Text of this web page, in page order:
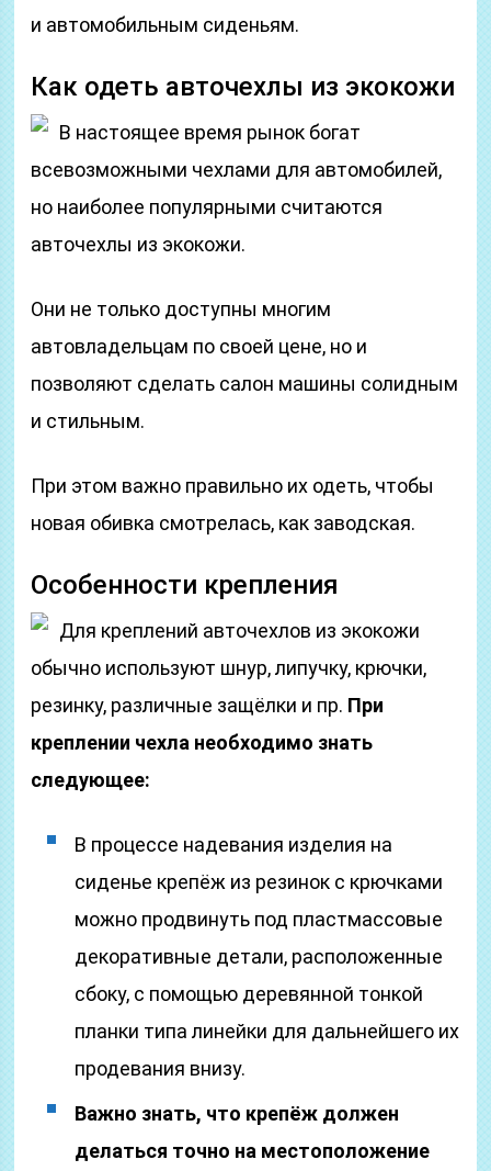
и автомобильным сиденьям.
Как одеть авточехлы из экокожи
В настоящее время рынок богат
всевозможными чехлами для автомобилей,
но наиболее популярными считаются
авточехлы из экокожи.
Они не только доступны многим
автовладельцам по своей цене, но и
позволяют сделать салон машины солидным
и стильным.
При этом важно правильно их одеть, чтобы
новая обивка смотрелась, как заводская.
Особенности крепления
Для креплений авточехлов из экокожи
обычно используют шнур, липучку, крючки,
резинку, различные защёлки и пр. При
креплении чехла необходимо знать
следующее:
В процессе надевания изделия на
сиденье крепёж из резинок с крючками
можно продвинуть под пластмассовые
декоративные детали, расположенные
сбоку, с помощью деревянной тонкой
планки типа линейки для дальнейшего их
продевания внизу.
Важно знать, что крепёж должен
делаться точно на местоположение